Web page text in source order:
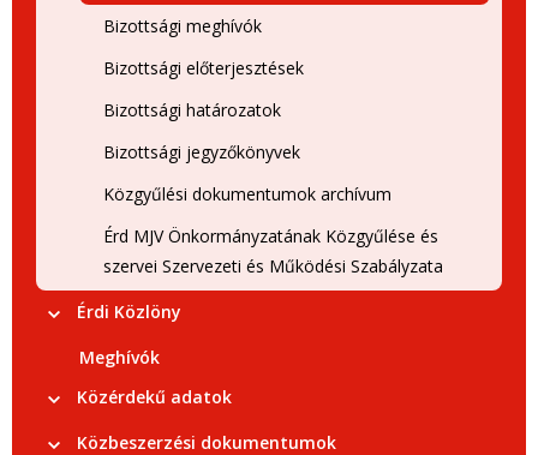
Bizottsági meghívók
Bizottsági előterjesztések
Bizottsági határozatok
Bizottsági jegyzőkönyvek
Közgyűlési dokumentumok archívum
Érd MJV Önkormányzatának Közgyűlése és
szervei Szervezeti és Működési Szabályzata
Érdi Közlöny
Meghívók
Közérdekű adatok
Közbeszerzési dokumentumok